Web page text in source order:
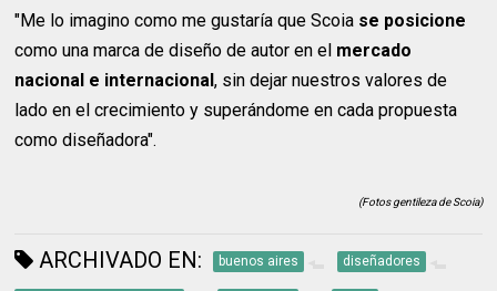
"Me lo imagino como me gustaría que Scoia se posicione
como una marca de diseño de autor en el mercado
nacional e internacional, sin dejar nuestros valores de
lado en el crecimiento y superándome en cada propuesta
como diseñadora".
(Fotos gentileza de Scoia)
ARCHIVADO EN: buenos aires diseñadores